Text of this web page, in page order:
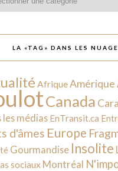
LA «TAG» DANS LES
AfriqueAmérique
Canada
les médias EnTransit.ca
d'âmes Europe
Gourmandise Insolite
sociaux Montréal